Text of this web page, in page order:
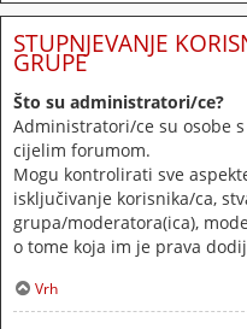
STUPNJEVANJE
GRUPE
Što su administratori/ce?
Administratori/ce su osobe
cijelim forumom.
Mogu kontrolirati sve
isključivanje korisnika/ca,
grupa/moderatora(ica),
o tome koja im je prava
Vrh